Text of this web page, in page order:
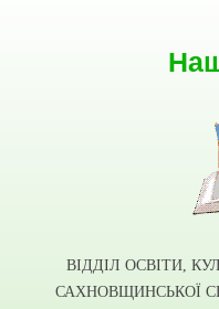
ВІДДІЛ ОСВІТИ,
САХНОВЩИНСЬКОЇ